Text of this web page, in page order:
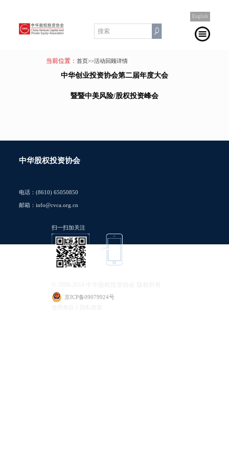
English
当前位置： 首页>>活动回顾详情
中华创业投资协会第二届年度大会
暨暨中美风险/股权投资峰会
中华股权投资协会
电话：(8610) 65050850
邮箱：info@cvca.org.cn
扫一扫加关注
京ICP备09079924号